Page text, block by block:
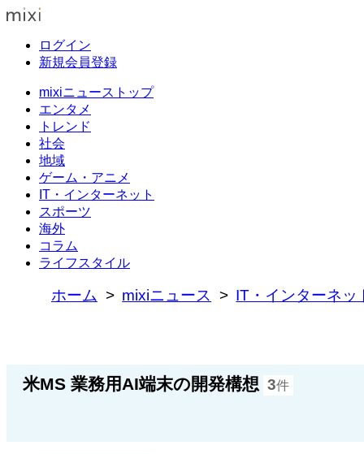
ログイン
新規会員登録
mixiニューストップ
エンタメ
トレンド
社会
地域
ゲーム・アニメ
IT・インターネット
スポーツ
海外
コラム
ライフスタイル
ホーム mixiニュース IT・インターネッ
米MS 業務用AI端末の開発構想 3件